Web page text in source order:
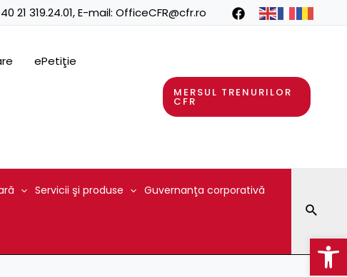
21 319.24.01, E-mail: OfficeCFR@cfr.ro
ePetiţie
MERSUL TRENURILOR
CFR
Servicii şi produse Guvernanţa corporativă